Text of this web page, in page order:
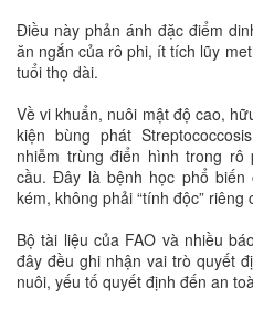
Điều này phản ánh đặc điểm
ăn ngắn của rô phi, ít tích lũy
tuổi thọ dài.
Về vi khuẩn, nuôi mật độ cao,
kiện bùng phát
nhiễm trùng điển hình trong
cầu. Đây là bệnh học phổ
kém, không phải “tính độc” riêng
Bộ tài liệu của FAO và nhiều
đây đều ghi nhận vai trò quyết
nuôi, yếu tố quyết định đến an